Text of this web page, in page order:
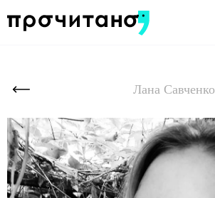
Лана Савченко